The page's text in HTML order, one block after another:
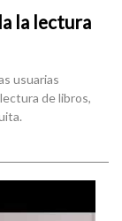
la lectura
usuarias
de libros,